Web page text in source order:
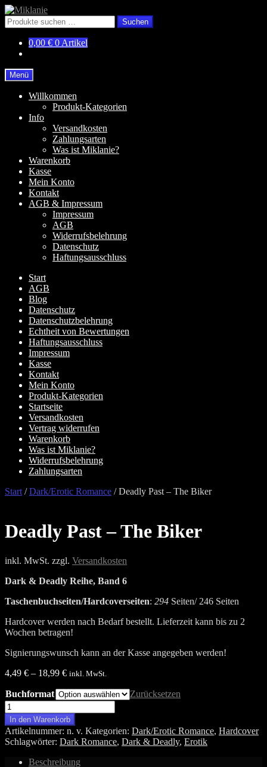
Zur
Navigation
springen
Zum
Inhalt
springen
Suchen
nach:
Suchen
0,00 € 0 Artikel
Menü
Willkommen
Produkt-Kategorien
Info
Versandkosten
Zahlungsarten
Was ist Miklanie?
Warenkorb
Kasse
Mein Konto
Kontakt
AGB & Impressum
Impressum
AGB
Widerrufsbelehrung
Datenschutz
Haftungsausschluss
Start
AGB
Blog
Datenschutz
Datenschutzbelehrung
Echtheit von Bewertungen
Haftungsausschluss
Impressum
Kasse
Kontakt
Mein Konto
Produkt-Kategorien
Startseite
Versandkosten
Vertrag widerrufen
Warenkorb
Was ist Miklanie?
Widerrufsbelehrung
Zahlungsarten
Start /Dark/Erotic Romance /Deadly Past – The Biker
Deadly Past – The Biker
inkl. MwSt. zzgl. Versandkosten
Dark & Deadly Reihe, Band 6
Taschenbuchseiten/Hardcoverseiten: 294 Seiten/ 246 Seiten
Hardcover werden nach Bedarf bestellt. Lieferzeit kann bis zu 2
Wochen betragen!
Signierungswunsch kann an der Kasse angegeben werden!
4,49 € – 18,99 € inkl. MwSt.
Buchformat
Zurücksetzen
Deadly
Past
-
The
Biker
Menge
In den Warenkorb
Artikelnummer: n. v. Kategorien: Dark/Erotic Romance, Hardcover
Schlagwörter: Dark Romance, Dark & Deadly, Erotik
Beschreibung